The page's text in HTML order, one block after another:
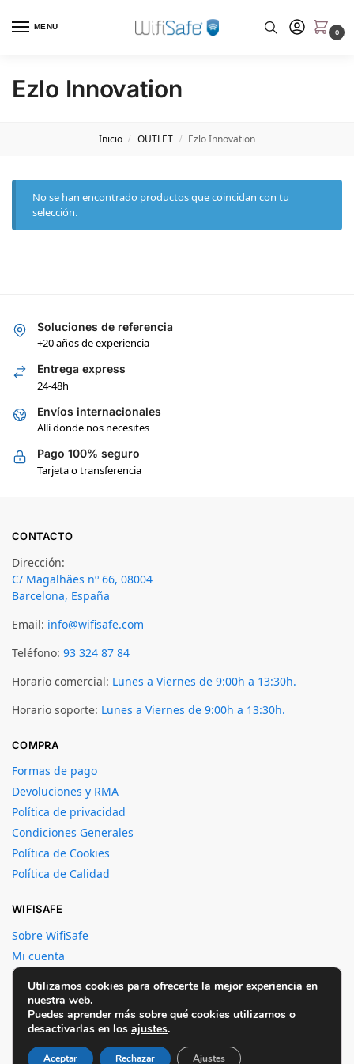
MENU
0
Ezlo Innovation
Inicio / OUTLET / Ezlo Innovation
No se han encontrado productos que coincidan con tu
selección.
Soluciones de referencia
+20 años de experiencia
Entrega express
24-48h
Envíos internacionales
Allí donde nos necesites
Pago 100% seguro
Tarjeta o transferencia
CONTACTO
Dirección:
C/ Magalhäes nº 66, 08004
Barcelona, España
Email: info@wifisafe.com
Teléfono: 93 324 87 84
Horario comercial: Lunes a Viernes de 9:00h a 13:30h.
Horario soporte: Lunes a Viernes de 9:00h a 13:30h.
COMPRA
Formas de pago
Devoluciones y RMA
Política de privacidad
Condiciones Generales
Política de Cookies
Política de Calidad
WIFISAFE
Sobre WifiSafe
Mi cuenta
Crear cuenta
Contacto
Wifisafe Spain S.L. © 2003 – 2025 Queda prohibida la
reproducción parcial o total de los contenidos.
Utilizamos cookies para ofrecerte la mejor experiencia en
nuestra web.
Puedes aprender más sobre qué cookies utilizamos o
desactivarlas en los ajustes.
Aceptar Rechazar Ajustes